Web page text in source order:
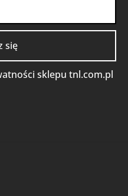
sklepu tnl.com.pl